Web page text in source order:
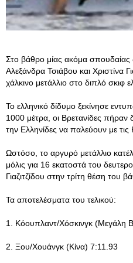
Στο βάθρο μίας ακόμα σπουδαίας
Αλεξάνδρα Τσιάβου και Χριστίνα
χάλκινο μετάλλιο στο διπλό σκιφ
Το ελληνικό δίδυμο ξεκίνησε
1000 μέτρα, οι Βρετανίδες
την Ελληνίδες να παλεύουν με τις
Ωστόσο, το αργυρό μετάλλιο
μόλις για 16 εκατοστά του
Γιαζιτζίδου στην τρίτη θέση του
Τα αποτελέσματα του τελικού:
1. Κόουπλαντ/Χόσκινγκ (Μεγάλη
2. Ξου/Χουάνγκ (Κίνα) 7:11.93